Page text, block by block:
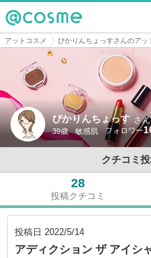
@cosme
アットコスメ ぴかりんちょっすさんのアッ
ぴかりんちょっす さん
39歳 敏感肌
クチコミ
28
投稿クチコミ
投稿日 2022/5/14
アディクション ザ アイシ